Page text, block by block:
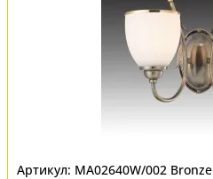
MA02640W/002 Bronze